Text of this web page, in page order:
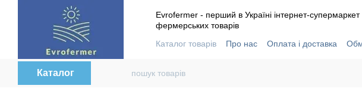
Перейти до основного контенту
Evrofermer - перший в Україні інтернет-супермаркет
фермерських товарів
Каталог товарів Про нас Оплата і доставка
Каталог